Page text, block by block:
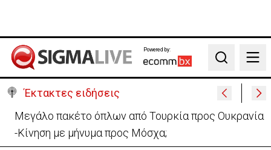
Powered by:
Search
Έκτακτες ειδήσεις
Μεγάλο πακέτο όπλων από Τουρκία προς Ουκρανία
-Κίνηση με μήνυμα προς Μόσχα;